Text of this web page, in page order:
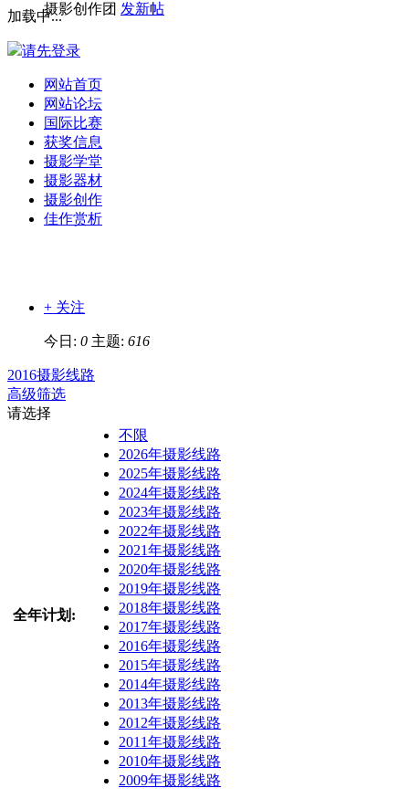
加载中...
请先登录
网站首页
网站论坛
国际比赛
获奖信息
摄影学堂
摄影器材
摄影创作
佳作赏析
摄影创作团 发新帖
+ 关注
今日: 0 主题: 616
2016摄影线路
高级筛选
请选择
全年计划:
不限
2026年摄影线路
2025年摄影线路
2024年摄影线路
2023年摄影线路
2022年摄影线路
2021年摄影线路
2020年摄影线路
2019年摄影线路
2018年摄影线路
2017年摄影线路
2016年摄影线路
2015年摄影线路
2014年摄影线路
2013年摄影线路
2012年摄影线路
2011年摄影线路
2010年摄影线路
2009年摄影线路